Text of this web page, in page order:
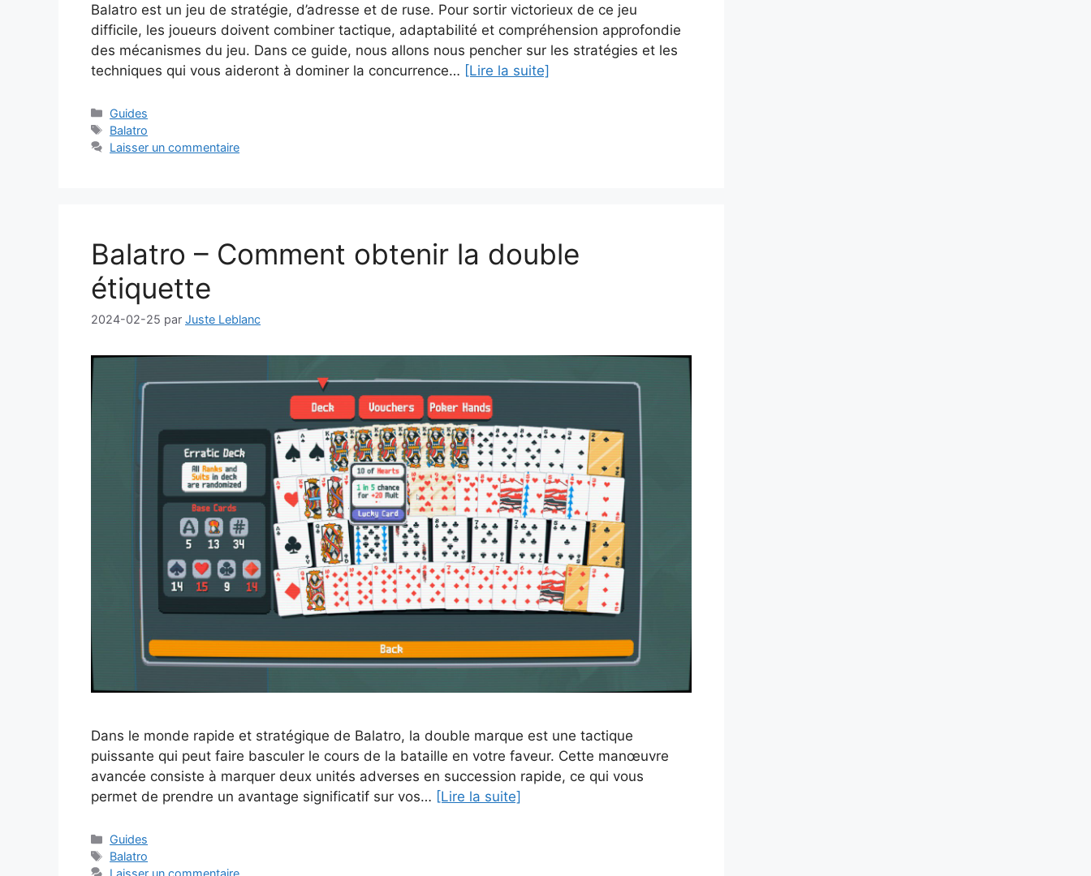
Balatro est un jeu de stratégie, d’adresse et de ruse. Pour sortir victorieux de ce jeu
difficile, les joueurs doivent combiner tactique, adaptabilité et compréhension approfondie
des mécanismes du jeu. Dans ce guide, nous allons nous pencher sur les stratégies et les
techniques qui vous aideront à dominer la concurrence… [Lire la suite]
Catégories
Guides
Étiquettes
Balatro
Laisser un commentaire
Balatro – Comment obtenir la double
étiquette
2024-02-25 par Juste Leblanc
Dans le monde rapide et stratégique de Balatro, la double marque est une tactique
puissante qui peut faire basculer le cours de la bataille en votre faveur. Cette manœuvre
avancée consiste à marquer deux unités adverses en succession rapide, ce qui vous
permet de prendre un avantage significatif sur vos… [Lire la suite]
Catégories
Guides
Étiquettes
Balatro
Laisser un commentaire